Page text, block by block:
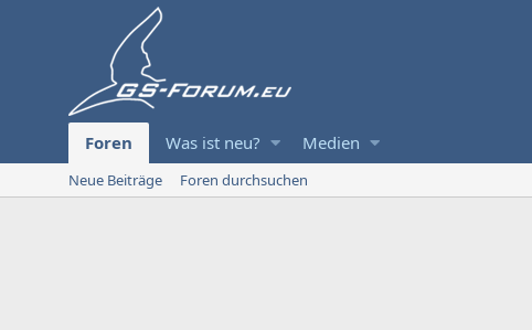
Foren Was ist neu? Medien
Neue Beiträge Foren durchsuchen